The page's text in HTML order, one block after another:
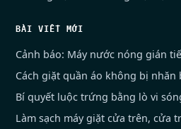
BÀI VIẾT MỚI
Cảnh báo: Máy nước nóng gián
Cách giặt quần áo không bị nhăn
Bí quyết luộc trứng bằng lò vi
Làm sạch máy giặt cửa trên, cửa